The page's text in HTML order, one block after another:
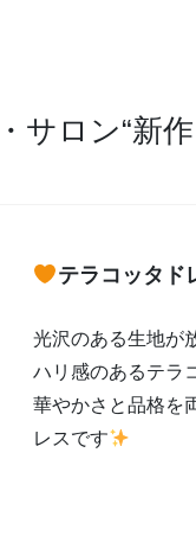
サロン“新
テラコッタド
光沢のある生地が
ハリ感のあるテラ
華やかさと品格を
レスです